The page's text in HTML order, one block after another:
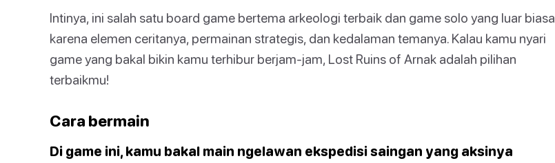
Intinya, ini salah satu board game bertema arkeologi terbaik dan game solo yang luar biasa
karena elemen ceritanya, permainan strategis, dan kedalaman temanya. Kalau kamu nyari
game yang bakal bikin kamu terhibur berjam-jam, Lost Ruins of Arnak adalah pilihan
terbaikmu!
Cara bermain
Di game ini, kamu bakal main ngelawan ekspedisi saingan yang aksinya